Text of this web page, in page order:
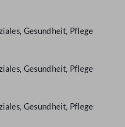
Gesundheit, Pflege
Gesundheit, Pflege
Gesundheit, Pflege